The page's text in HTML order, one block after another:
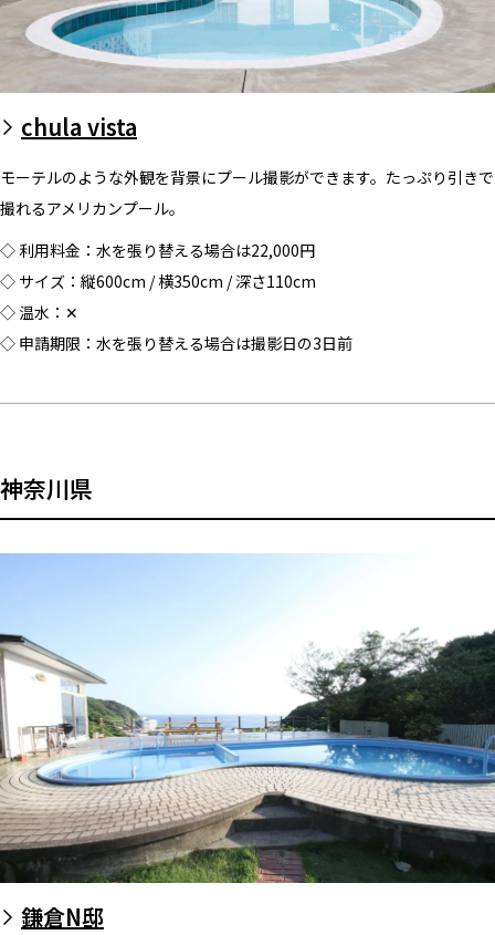
chula vista
モーテルのような外観を背景にプール撮影ができます。たっぷり引きで
撮れるアメリカンプール。
◇ 利用料金：水を張り替える場合は22,000円
◇ サイズ：縦600cm / 横350cm / 深さ110cm
◇ 温水：✕
◇ 申請期限：水を張り替える場合は撮影日の3日前
神奈川県
鎌倉N邸